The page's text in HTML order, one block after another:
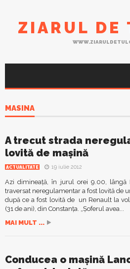
ZIARUL DE
MASINA
A trecut strada
lovită de maşină
ACTUALITATE 19 iulie 2012
Azi dimineaţă, în jurul orei 9.00, lângă
traversat neregulamentar a fost lovită de
după ce a fost lovită de un Renault la
(31 de ani), din Constanţa. „Şoferul avea...
MAI MULT ...
Conducea o maşină